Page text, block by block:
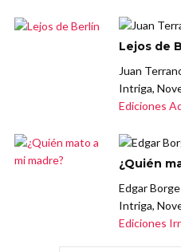
Lejos de
Juan
Intriga,
Ediciones
¿Quién
Edgar
Intriga,
Ediciones